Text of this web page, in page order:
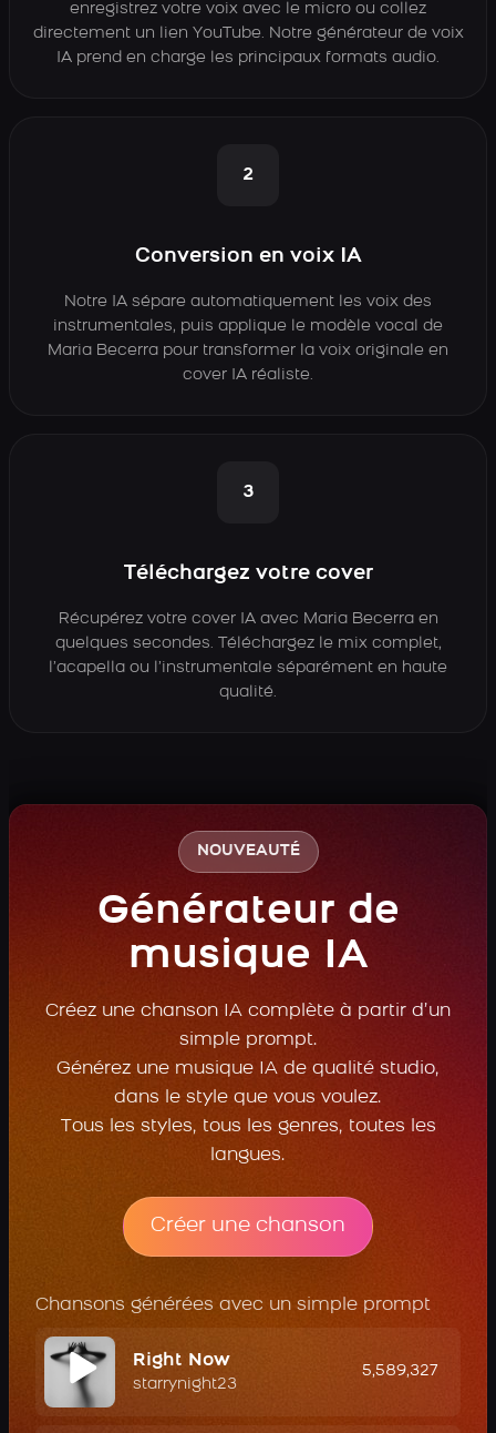
enregistrez votre voix avec le micro ou collez
directement un lien YouTube. Notre générateur de voix
IA prend en charge les principaux formats audio.
2
Conversion en voix IA
Notre IA sépare automatiquement les voix des
instrumentales, puis applique le modèle vocal de
Maria Becerra pour transformer la voix originale en
cover IA réaliste.
3
Téléchargez votre cover
Récupérez votre cover IA avec Maria Becerra en
quelques secondes. Téléchargez le mix complet,
l’acapella ou l’instrumentale séparément en haute
qualité.
NOUVEAUTÉ
Générateur de
musique IA
Créez une chanson IA complète à partir d’un
simple prompt.
Générez une musique IA de qualité studio,
dans le style que vous voulez.
Tous les styles, tous les genres, toutes les
langues.
Créer une chanson
Chansons générées avec un simple prompt
Right Now
starrynight23
5,589,327